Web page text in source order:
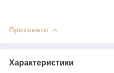
Приховати
Характеристики